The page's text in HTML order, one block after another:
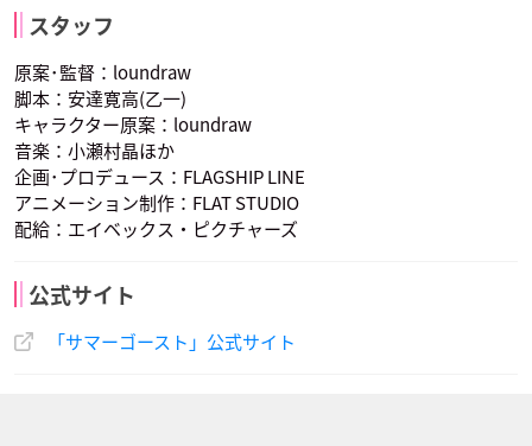
スタッフ
原案･監督：loundraw
脚本：安達寛高(乙一)
キャラクター原案：loundraw
音楽：小瀬村晶ほか
企画･プロデュース：FLAGSHIP LINE
アニメーション制作：FLAT STUDIO
配給：エイベックス・ピクチャーズ
公式サイト
「サマーゴースト」公式サイト